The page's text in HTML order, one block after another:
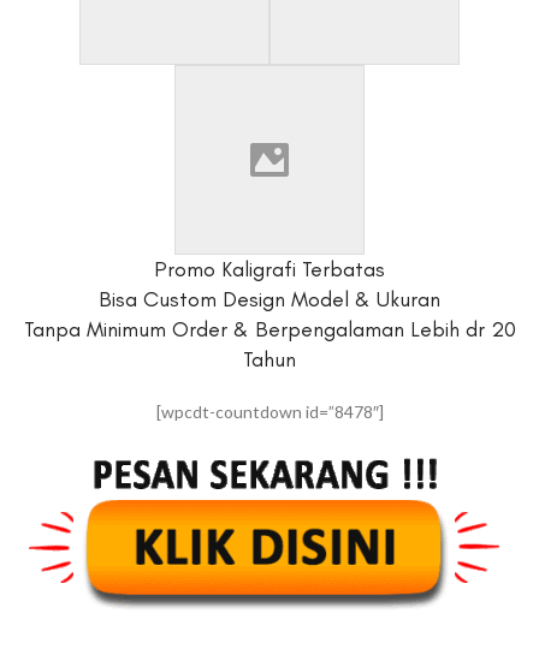
Promo Kaligrafi Terbatas
Bisa Custom Design Model & Ukuran
Tanpa Minimum Order & Berpengalaman Lebih dr 20
Tahun
[wpcdt-countdown id=”8478″]